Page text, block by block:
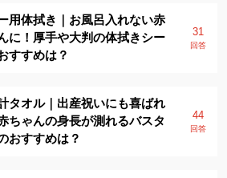
用体拭き｜お風呂入れない赤
に！厚手や大判の体拭きシー
すすめは？
31
回答
タオル｜出産祝いにも喜ばれ
ちゃんの身長が測れるバスタ
おすすめは？
44
回答